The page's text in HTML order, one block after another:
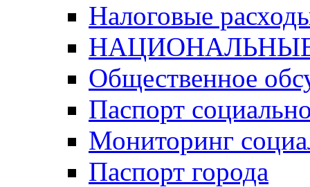
Налоговые
Общественное
Паспорт
Мониторинг
Паспорт города